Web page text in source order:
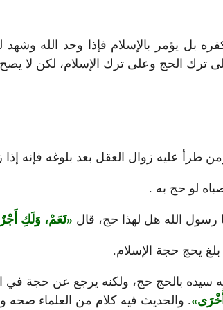
بالإسلام فإذا وحد الله وشهد لله
ترك الحج وعلى ترك الإسلام، لكن لا
طرأ عليه زوال العقل بعد بلوغه فإنه
لو حج به .
الله هل لهذا حج، قال نَعَمْ، وَلَكِ أَجْرٌ
يحج حجة الإسلام.
له سيده بالحج حج، ولكنه يرجع عن حجة
. والحديث فيه كلام من العلماء صحه